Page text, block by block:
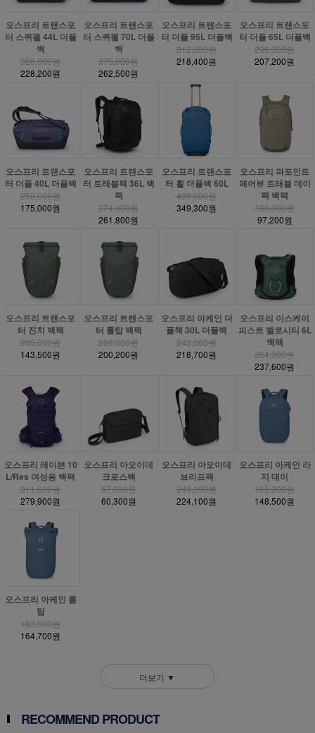
오스프리 트랜스포
터 스퀴펠 44L 더플
백
326,000원
228,200원
오스프리 트랜스포
터 스퀴펠 70L 더플
백
375,000원
262,500원
오스프리 트랜스포
터 더플 95L 더플백
312,000원
218,400원
오스프리 트랜스포
터 더플 65L 더플백
296,000원
207,200원
오스프리 트랜스포
터 더플 40L 더플백
250,000원
175,000원
오스프리 트랜스포
터 트래블팩 36L 백
팩
374,000원
261,800원
오스프리 트랜스포
터 휠 더플백 60L
499,000원
349,300원
오스프리 파포인트
페어뷰 트래블 데이
팩 백팩
108,000원
97,200원
오스프리 트랜스포
터 진치 백팩
205,000원
143,500원
오스프리 트랜스포
터 롤탑 백팩
286,000원
200,200원
오스프리 아케인 더
플책 30L 더플백
243,000원
218,700원
오스프리 이스케이
피스트 벨로시티 6L
백팩
264,000원
237,600원
오스프리 레이븐 10
L/Res 여성용 백팩
311,000원
279,900원
오스프리 아오이데
크로스백
67,000원
60,300원
오스프리 아오이데
브리프팩
249,000원
224,100원
오스프리 아케인 라
지 데이
165,000원
148,500원
오스프리 아케인 롤
탑
183,000원
164,700원
더보기 ▼
RECOMMEND PRODUCT